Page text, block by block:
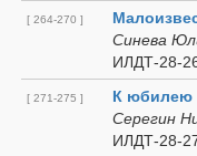
[ 264-270 ]
Синева
ИЛДТ-28-
[ 271-275 ]
К юбилею
Серегин
ИЛДТ-28-